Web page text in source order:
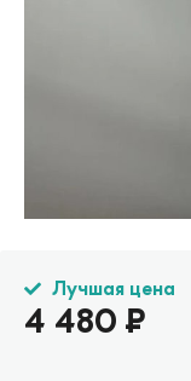
Лучшая цена
4 480 ₽